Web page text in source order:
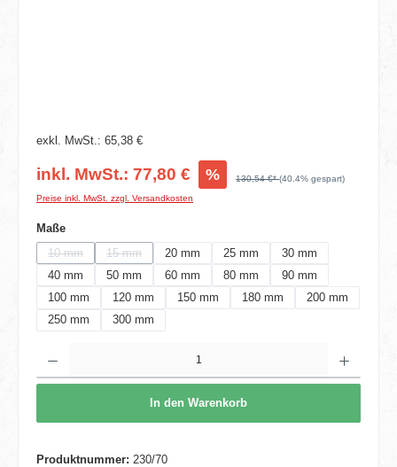
exkl. MwSt.: 65,38 €
inkl. MwSt.: 77,80 € % 130,54 €*(40.4% gespart)
Preise inkl. MwSt. zzgl. Versandkosten
Maßeauswählen
10 mm
(Diese Option ist zurzeit nicht verfügbar.)
15 mm
(Diese Option ist zurzeit nicht verfügbar.)
20 mm 25 mm
30 mm
40 mm
50 mm 60 mm 80 mm
90 mm
100 mm
120 mm 150 mm 180 mm
200 mm
250 mm
300 mm
In den Warenkorb
Produktnummer: 230/70